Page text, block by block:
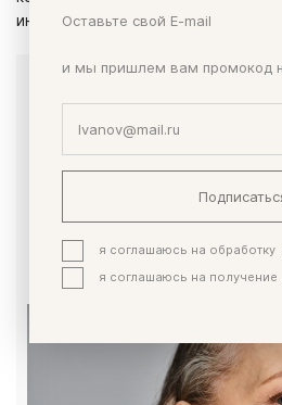
индуцированных повреждений
не даст ожидаемого эффекта,
стянутости.
Оставьте свой E-mail
и мы пришлем вам промокод
я соглашаюсь на обработку
я соглашаюсь на получение